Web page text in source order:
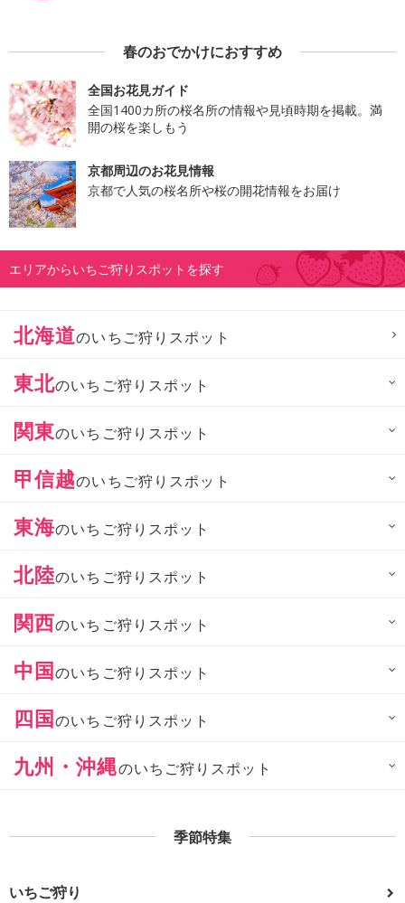
春のおでかけにおすすめ
全国お花見ガイド
全国1400カ所の桜名所の情報や見頃時期を掲載。満
開の桜を楽しもう
京都周辺のお花見情報
京都で人気の桜名所や桜の開花情報をお届け
エリアからいちご狩りスポットを探す
北海道のいちご狩りスポット
東北のいちご狩りスポット
関東のいちご狩りスポット
甲信越のいちご狩りスポット
東海のいちご狩りスポット
北陸のいちご狩りスポット
関西のいちご狩りスポット
中国のいちご狩りスポット
四国のいちご狩りスポット
九州・沖縄のいちご狩りスポット
季節特集
いちご狩り